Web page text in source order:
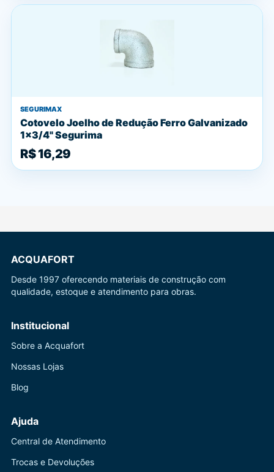
SEGURIMAX
Cotovelo Joelho de Redução Ferro Galvanizado
1x3/4" Segurima
R$ 16,29
ACQUAFORT
Desde 1997 oferecendo materiais de construção com
qualidade, estoque e atendimento para obras.
Institucional
Sobre a Acquafort
Nossas Lojas
Blog
Ajuda
Central de Atendimento
Trocas e Devoluções